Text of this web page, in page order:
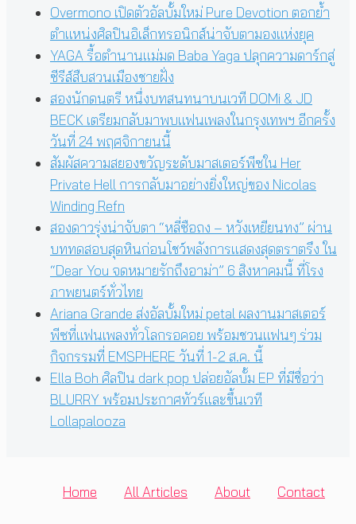
Overmono เปิดตัวอัลบั้มใหม่ Pure Devotion ตอกย้ำ
ตำแหน่งศิลปินอิเล็กทรอนิกส์น่าจับตามองแห่งยุค
YAGA รื้อตำนานแม่มด Baba Yaga ปลุกความดาร์กสู่
ซีรีส์สืบสวนเมืองชายฝั่ง
สองนักดนตรี หนึ่งบทสนทนาบนเวที DOMi & JD
BECK เตรียมกลับมาพบแฟนเพลงในกรุงเทพฯ อีกครั้ง
วันที่ 24 พฤศจิกายนนี้
สัมผัสความสยองขวัญระดับมาสเตอร์พีซใน Her
Private Hell การกลับมาอย่างยิ่งใหญ่ของ Nicolas
Winding Refn
สองดาวรุ่งน่าจับตา “หลี่ซือถง – หวังเหยียนทง” ผ่าน
บททดสอบสุดหินก่อนโชว์พลังการแสดงสุดตราตรึง ใน
“Dear You จดหมายรักถึงอาม่า” 6 สิงหาคมนี้ ที่โรง
ภาพยนตร์ทั่วไทย
Ariana Grande ส่งอัลบั้มใหม่ petal ผลงานมาสเตอร์
พีซที่แฟนเพลงทั่วโลกรอคอย พร้อมชวนแฟนๆ ร่วม
กิจกรรมที่ EMSPHERE วันที่ 1-2 ส.ค. นี้
Ella Boh ศิลปิน dark pop ปล่อยอัลบั้ม EP ที่มีชื่อว่า
BLURRY พร้อมประกาศทัวร์และขึ้นเวที
Lollapalooza
Home All Articles About Contact